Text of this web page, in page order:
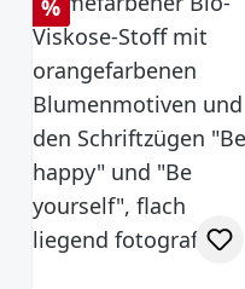
Rabatt
%